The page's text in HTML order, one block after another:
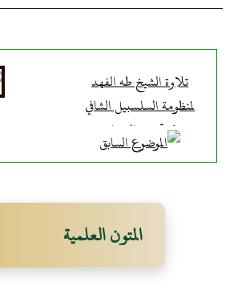
تلاوة الشيخ طه الفهد
لمنظومة السلسبيل الشافي
في تجويد القرءان
المتون العلمية